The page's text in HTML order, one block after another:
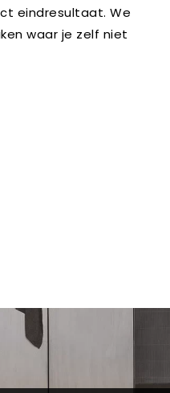
eindresultaat. We
waar je zelf niet